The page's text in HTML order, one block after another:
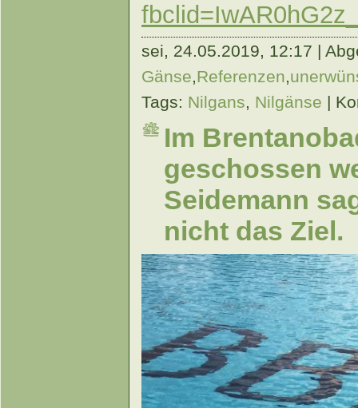
sei, 24.05.2019, 12:17 |
Gänse,Referenzen,
Tags: Nilgans, Nilgänse |
Im
geschossen
Seidemann
nicht das Ziel.